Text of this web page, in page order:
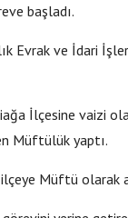
başladı.
Evrak ve İdari
İlçesine vaizi
Müftülük yaptı.
ilçeye Müftü olarak